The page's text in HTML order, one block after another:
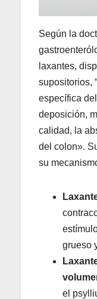
Según la
laxantes,
supositorios,
específica
deposición,
calidad, la
del colon».
su
grueso
el